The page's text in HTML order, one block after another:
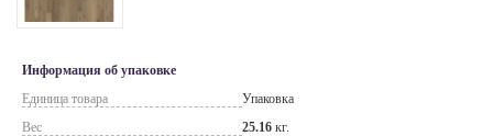
Информация об упаковке
Единица товара
Упаковка
Вес
25.16 кг.